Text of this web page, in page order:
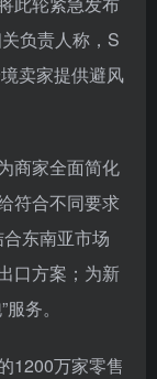
负责人称，S
卖家提供避风
商家全面简化
符合不同要求
东南亚市场
口方案；为新
务。
1200万家零售